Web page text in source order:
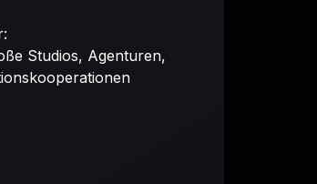
Studios, Agenturen,